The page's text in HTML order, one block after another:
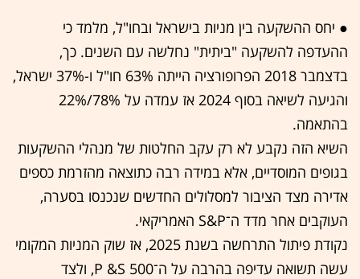
● יחס ההשקעה בין מניות בישראל ובחו"ל, מלמד כי
ההעדפה להשקעה "ביתית" נחלשה עם השנים. כך,
בדצמבר 2018 הפרופורציה הייתה 63% חו"ל ו-37% ישראל,
והגיעה לשיאה בסוף 2024 אז עמדה על 78%/22%
בהתאמה.
השיא הזה נקבע לא רק עקב החלטות של מנהלי ההשקעות
בגופים המוסדיים, אלא במידה רבה כתוצאה מהזרמת כספים
אדירה מצד הציבור למסלולים החדשים שנכנסו בסערה,
העוקבים אחר מדד ה־S&P האמריקאי.
נקודת פיתול התרחשה בשנת 2025, אז שוק המניות המקומי
עשה תשואה עדיפה בהרבה על ה־500 P &S, ולצד